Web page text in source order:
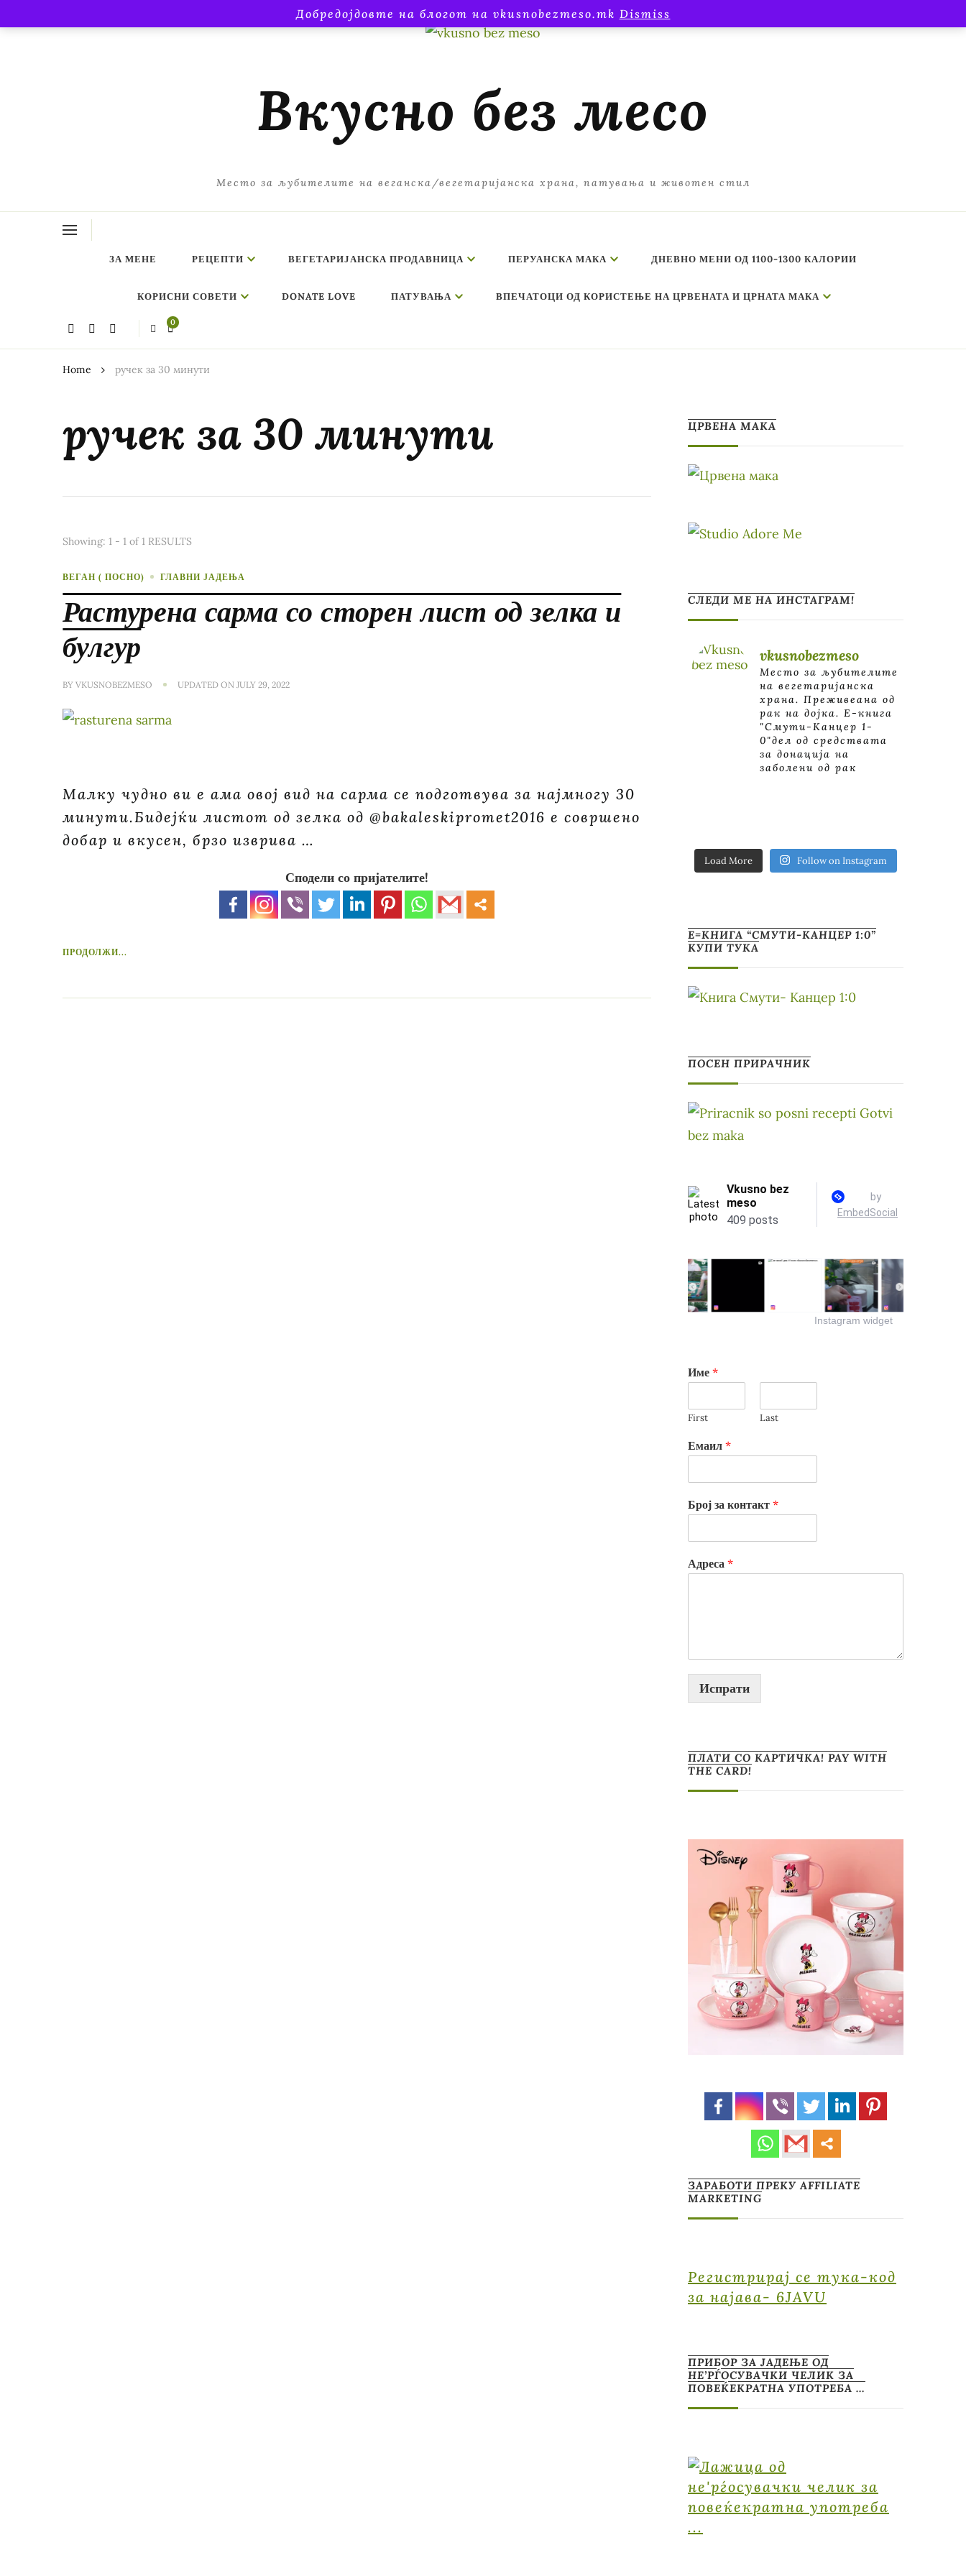
Добредојдовте на блогот на vkusnobezmeso.mk Dismiss
Вкусно без месо
Место за љубителите на веганска/вегетаријанска храна, патувања и животен стил
ЗА МЕНЕ РЕЦЕПТИ ВЕГЕТАРИЈАНСКА ПРОДАВНИЦА ПЕРУАНСКА МАКА ДНЕВНО МЕНИ ОД 1100-1300 КАЛОРИИ
КОРИСНИ СОВЕТИ DONATE LOVE ПАТУВАЊА ВПЕЧАТОЦИ ОД КОРИСТЕЊЕ НА ЦРВЕНАТА И ЦРНАТА МАКА
0
Home ручек за 30 минути
ручек за 30 минути
Showing: 1 - 1 of 1 RESULTS
ВЕГАН ( ПОСНО) ГЛАВНИ ЈАДЕЊА
Растурена сарма со сторен лист од зелка и
булгур
BYVKUSNOBEZMESO UPDATED ON JULY 29, 2022
Малку чудно ви е ама овој вид на сарма се подготвува за најмногу 30
минути.Бидејќи листот од зелка од @bakaleskipromet2016 е совршено
добар и вкусен, брзо изврива …
Сподели со пријателите!
ПРОДОЛЖИ...
ЦРВЕНА МАКА
СЛЕДИ МЕ НА ИНСТАГРАМ!
vkusnobezmeso
Место за љубителите
на вегетаријанска
храна. Преживеана од
рак на дојка. E-книга
"Смути-Канцер 1-
0"дел од средствата
за донација на
заболени од рак
Load More Follow on Instagram
Е=КНИГА “СМУТИ-КАНЦЕР 1:0”
КУПИ ТУКА
ПОСЕН ПРИРАЧНИК
Instagram widget
Име *
First Last
Емаил *
Број за контакт *
Адреса *
Испрати
ПЛАТИ СО КАРТИЧКА! PAY WITH
THE CARD!
ЗАРАБОТИ ПРЕКУ AFFILIATE
MARKETING
Регистрирај се тука-код
за најава- 6JAVU
ПРИБОР ЗА ЈАДЕЊЕ ОД
НЕ’РЃОСУВАЧКИ ЧЕЛИК ЗА
ПОВЕЌЕКРАТНА УПОТРЕБА …